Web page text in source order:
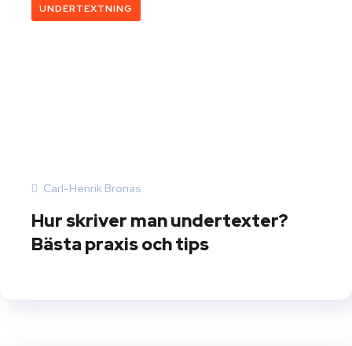
UNDERTEXTNING
Carl-Henrik Bronäs
Hur skriver man undertexter?
Bästa praxis och tips